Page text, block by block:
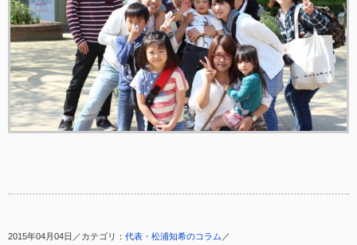
2015年04月04日／カテゴリ： 代表・松浦知希のコラム ／